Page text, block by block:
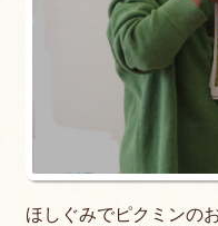
ほしぐみでピクミンの